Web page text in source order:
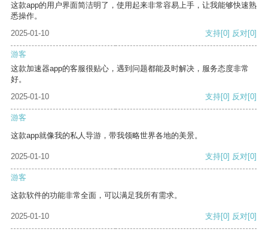
这款app的用户界面简洁明了，使用起来非常容易上手，让我能够快速熟
悉操作。
2025-01-10
支持[0] 反对[0]
游客
这款加速器app的客服很贴心，遇到问题都能及时解决，服务态度非常
好。
2025-01-10
支持[0] 反对[0]
游客
这款app就像我的私人导游，带我领略世界各地的美景。
2025-01-10 支持[0] 反对[0]
游客
这款软件的功能非常全面，可以满足我所有需求。
2025-01-10 支持[0] 反对[0]